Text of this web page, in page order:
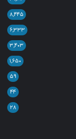
۸,۴۴۵
۶,۳۳۳
۳,۴۰۳
۱,۶۵۰
۵۹
۴۴
۲۸